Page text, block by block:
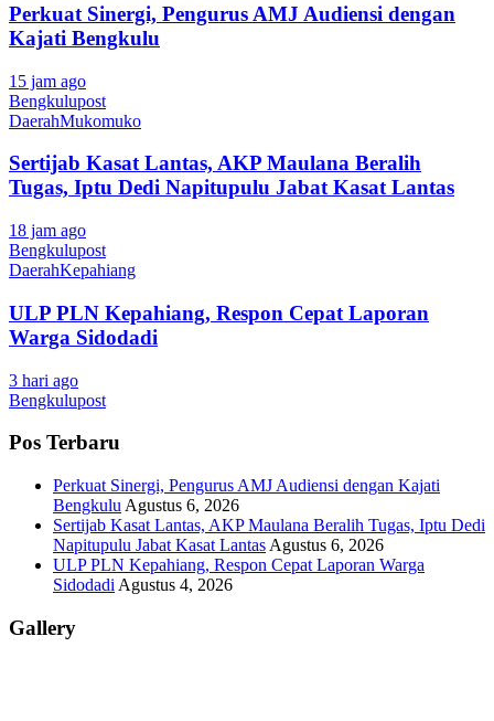
Perkuat Sinergi, Pengurus AMJ Audiensi dengan
Kajati Bengkulu
15 jam ago
Bengkulupost
DaerahMukomuko
Sertijab Kasat Lantas, AKP Maulana Beralih
Tugas, Iptu Dedi Napitupulu Jabat Kasat Lantas
18 jam ago
Bengkulupost
DaerahKepahiang
ULP PLN Kepahiang, Respon Cepat Laporan
Warga Sidodadi
3 hari ago
Bengkulupost
Pos Terbaru
Perkuat Sinergi, Pengurus AMJ Audiensi dengan Kajati
Bengkulu Agustus 6, 2026
Sertijab Kasat Lantas, AKP Maulana Beralih Tugas, Iptu Dedi
Napitupulu Jabat Kasat Lantas Agustus 6, 2026
ULP PLN Kepahiang, Respon Cepat Laporan Warga
Sidodadi Agustus 4, 2026
Gallery